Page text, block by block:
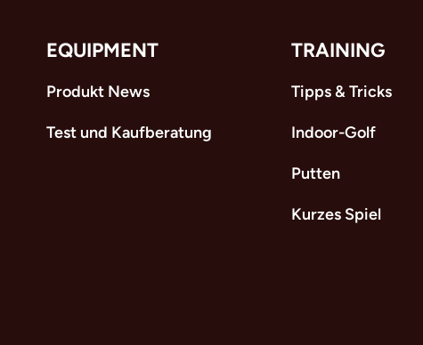
EQUIPMENT
Produkt News
Test und Kaufberatung
TRAINING
Tipps & Tricks
Indoor-Golf
Putten
Kurzes Spiel